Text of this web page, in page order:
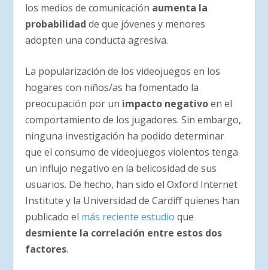
los medios de comunicación aumenta la
probabilidad de que jóvenes y menores
adopten una conducta agresiva.
La popularización de los videojuegos en los
hogares con niños/as ha fomentado la
preocupación por un impacto negativoen el
comportamiento de los jugadores. Sin embargo,
ninguna investigación ha podido determinar
que el consumo de videojuegos violentos tenga
un influjo negativo en la belicosidad de sus
usuarios. De hecho, han sido el Oxford Internet
Institute y la Universidad de Cardiff quienes han
publicado el más reciente estudio que
desmiente la correlación entre estos dos
factores.